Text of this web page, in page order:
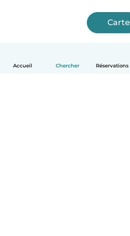
Accueil Chercher Réservations
Carte